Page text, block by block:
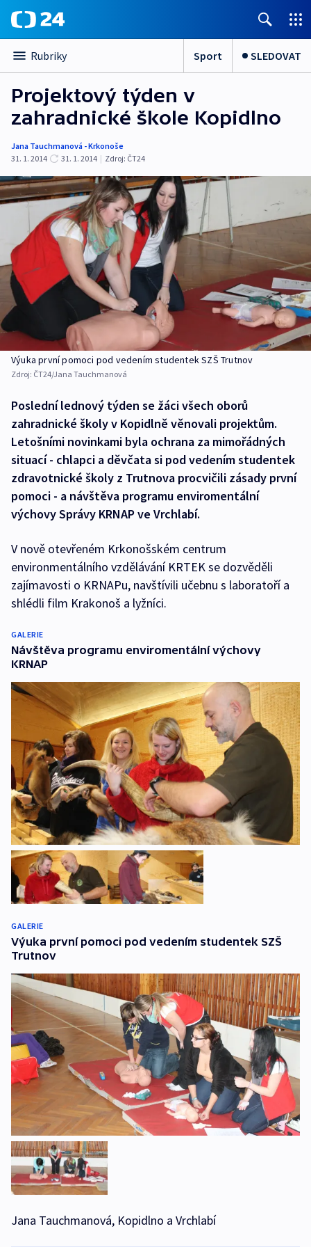
Rubriky Sport SLEDOVAT
Projektový týden v
zahradnické škole Kopidlno
Jana Tauchmanová - Krkonoše
31. 1. 2014
31. 1. 2014 | Zdroj: ČT24
Výuka první pomoci pod vedením studentek SZŠ Trutnov
Zdroj: ČT24/Jana Tauchmanová
Poslední lednový týden se žáci všech oborů
zahradnické školy v Kopidlně věnovali projektům.
Letošními novinkami byla ochrana za mimořádných
situací - chlapci a děvčata si pod vedením studentek
zdravotnické školy z Trutnova procvičili zásady první
pomoci - a návštěva programu enviromentální
výchovy Správy KRNAP ve Vrchlabí.
V nově otevřeném Krkonošském centrum
environmentálního vzdělávání KRTEK se dozvěděli
zajímavosti o KRNAPu, navštívili učebnu s laboratoří a
shlédli film Krakonoš a lyžníci.
GALERIE
Návštěva programu enviromentální výchovy
KRNAP
GALERIE
Výuka první pomoci pod vedením studentek SZŠ
Trutnov
Jana Tauchmanová, Kopidlno a Vrchlabí